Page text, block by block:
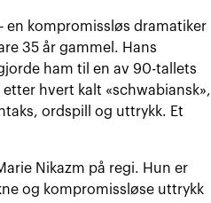
en kompromissløs dramatiker
35 år gammel. Hans
ham til en av 90-tallets
hvert kalt «schwabiansk»,
ordspill og uttrykk. Et
Nikazm på regi. Hun er
og kompromissløse uttrykk